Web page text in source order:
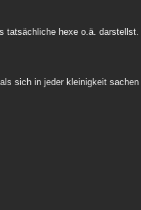
tatsächliche hexe o.ä. darstellst.
sich in jeder kleinigkeit sachen